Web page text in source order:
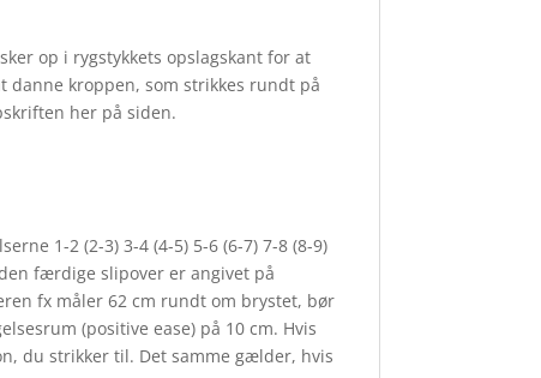
op i rygstykkets opslagskant for at
danne kroppen, som strikkes rundt på
her på siden.
1-2 (2-3) 3-4 (4-5) 5-6 (6-7) 7-8 (8-9)
færdige slipover er angivet på
fx måler 62 cm rundt om brystet, bør
(positive ease) på 10 cm. Hvis
du strikker til. Det samme gælder, hvis